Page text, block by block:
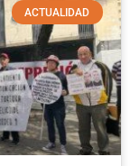
ACTUALIDAD